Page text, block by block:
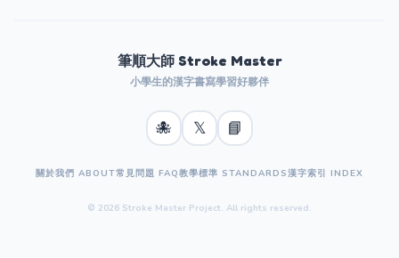
筆順大師 Stroke Master
小學生的漢字書寫學習好夥伴
🐙 𝕏 📘
關於我們 ABOUT常見問題 FAQ教學標準 STANDARDS漢字索引 INDEX
© 2026 Stroke Master Project. All rights reserved.